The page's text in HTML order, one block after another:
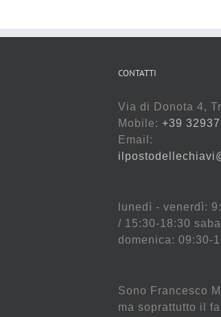
CONTATTI
Via di Donota 4,
Mobile: +39
Email:
lunedì - venerdì:
/ 15:30-18:30
domenica: 09:30-
Sono Francesco
ma soprattutto il